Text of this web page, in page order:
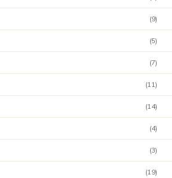
(9)
(5)
(7)
(11)
(14)
(4)
(3)
(19)